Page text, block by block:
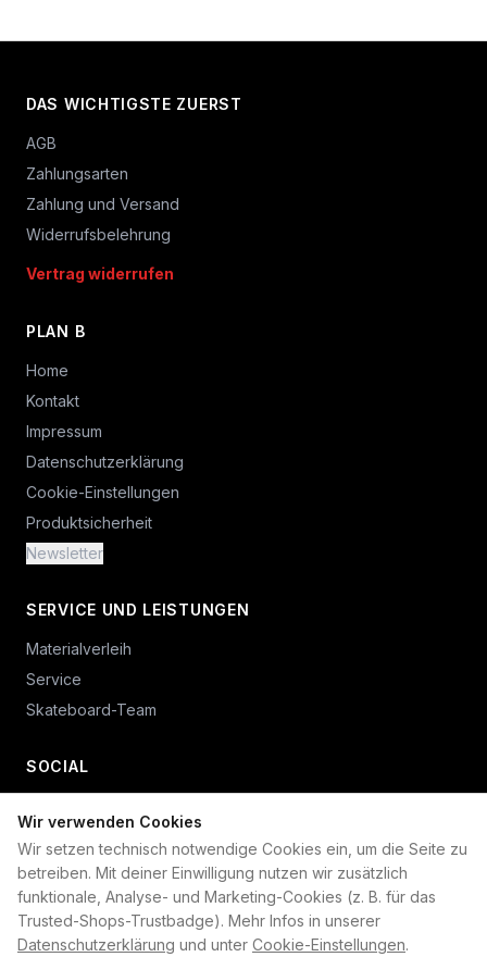
Wir verwenden Cookies
Wir setzen technisch notwendige Cookies ein, um die Seite zu
betreiben. Mit deiner Einwilligung nutzen wir zusätzlich
funktionale, Analyse- und Marketing-Cookies (z. B. für das
Trusted-Shops-Trustbadge). Mehr Infos in unserer
Datenschutzerklärung und unter Cookie-Einstellungen.
DAS WICHTIGSTE ZUERST
AGB
Zahlungsarten
Zahlung und Versand
Widerrufsbelehrung
Vertrag widerrufen
PLAN B
Home
Kontakt
Impressum
Datenschutzerklärung
Cookie-Einstellungen
Produktsicherheit
Newsletter
SERVICE UND LEISTUNGEN
Materialverleih
Service
Skateboard-Team
SOCIAL
+49 234 687 00 38
shop@plan-b-funsport.de
Sichere Zahlung mit: